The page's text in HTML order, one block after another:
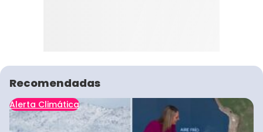
Recomendadas
Alerta Climática